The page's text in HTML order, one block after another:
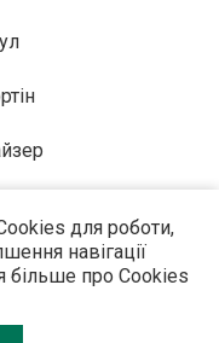
для роботи,
навігації
більше про Cookies